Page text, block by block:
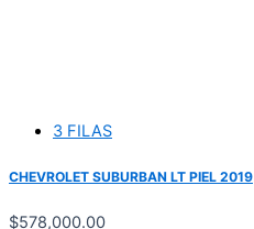
3 FILAS
CHEVROLET SUBURBAN LT PIEL 2019
$578,000.00